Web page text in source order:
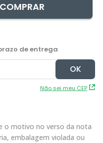
COMPRAR
Não sei meu CEP
o motivo no verso da nota
embalagem violada ou